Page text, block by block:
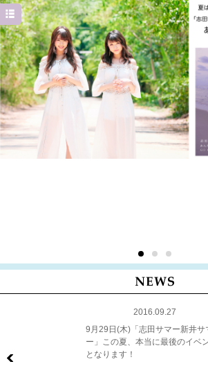
2016.09.27
9月29日(木)「志田サマー新井サ
ー」この夏、本当に最後のイベ
となります！
HOME
PROFILE
NEWS
MEDIA/EVENT
DISCOGRAPHY
GOODS
MOVIE